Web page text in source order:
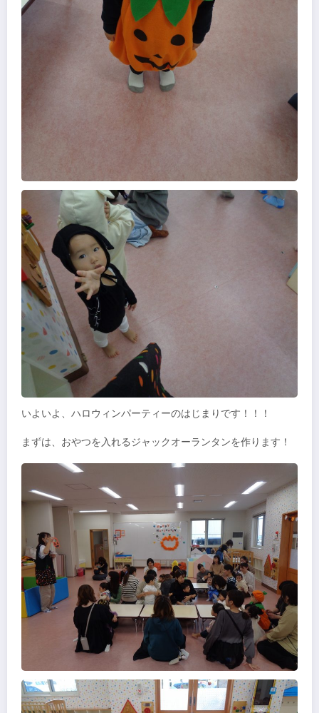
いよいよ、ハロウィンパーティーのはじまりです！！！
まずは、おやつを入れるジャックオーランタンを作ります！